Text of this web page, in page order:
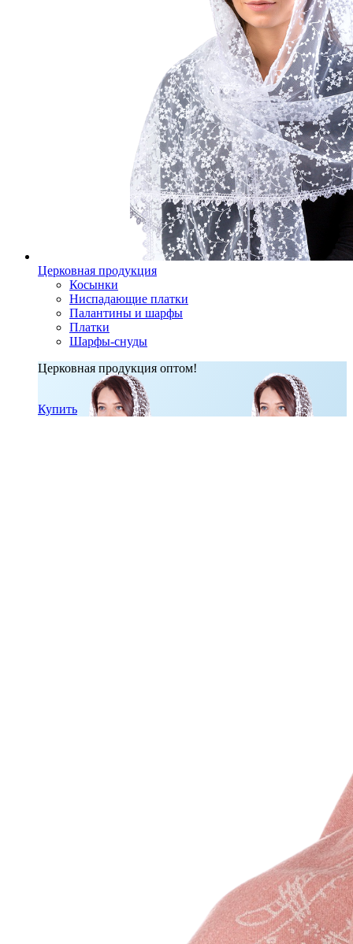
Церковная продукция
Косынки
Ниспадающие платки
Палантины и шарфы
Платки
Шарфы-снуды
Церковная продукция оптом!
Купить